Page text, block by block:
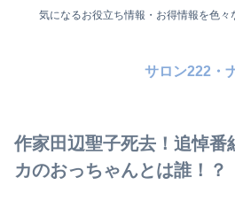
気になるお役立ち情報・お得情報を色
サロン222・
作家田辺聖子死去！追悼番
カのおっちゃんとは誰！？